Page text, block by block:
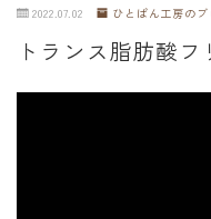
ブログ
2022.07.02 ひとぱん工房の
トランス脂肪酸